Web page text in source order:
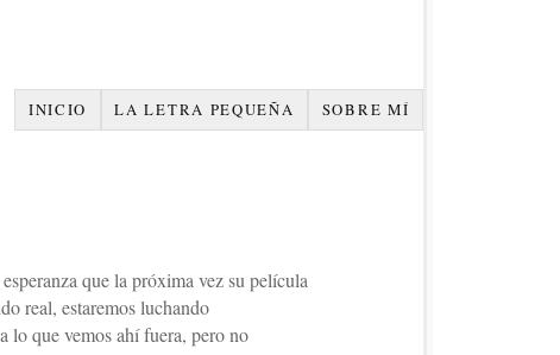
INICIO LA LETRA PEQUEÑA SOBRE MÍ
que la próxima vez su película
real, estaremos luchando
lo que vemos ahí fuera, pero no